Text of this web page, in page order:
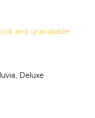
and unavailable.
, Deluxe